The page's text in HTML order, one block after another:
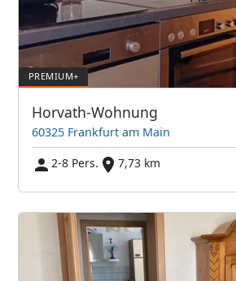
Horvath-Wohnung
60325 Frankfurt am Main
2-8 Pers.
7,73 km